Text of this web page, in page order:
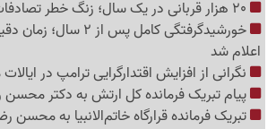
خورشیدگرفتگی کامل پس
اعلام شد
نگرانی از افزایش اقتدارگرایی ترامپ در
پیام تبریک فرمانده کل ارتش به دکتر
تبریک فرمانده قرارگاه خاتم‌الانبیا به محسن